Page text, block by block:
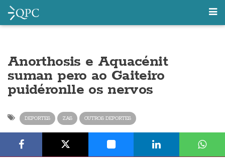
Anorthosis e Aquacénit
suman pero ao Gaiteiro
puidéronlle os nervos
DEPORTES ZAS OUTROS DEPORTES